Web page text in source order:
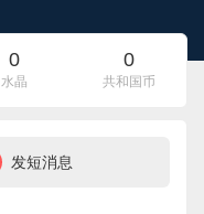
0
水晶
0
共和国币
发短消息